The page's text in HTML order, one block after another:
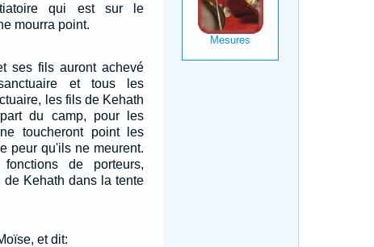
qui est sur le
mourra point.
ses fils auront achevé
et tous les
les fils de Kehath
du camp, pour les
toucheront point les
peur qu'ils ne meurent.
de porteurs,
de Kehath dans la tente
et dit: